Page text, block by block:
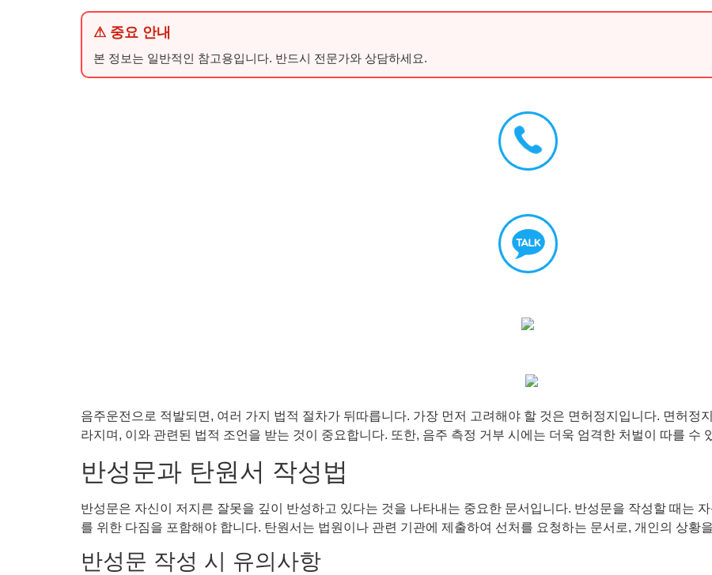
⚠ 중요 안내
본 정보는 일반적인 참고용입니다. 반드시 전문가와 상담하세요.
음주운전으로 적발되면, 여러 가지 법적 절차가 뒤따릅니다. 가장 먼저 고려해야 할 것은 면허정지입니다. 면허정
라지며, 이와 관련된 법적 조언을 받는 것이 중요합니다. 또한, 음주 측정 거부 시에는 더욱 엄격한 처벌이 따를 수
반성문과 탄원서 작성법
반성문은 자신이 저지른 잘못을 깊이 반성하고 있다는 것을 나타내는 중요한 문서입니다. 반성문을 작성할 때는
를 위한 다짐을 포함해야 합니다. 탄원서는 법원이나 관련 기관에 제출하여 선처를 요청하는 문서로, 개인의 상황
반성문 작성 시 유의사항